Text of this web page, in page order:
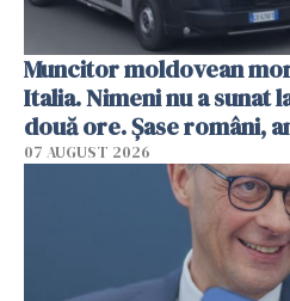
Muncitor moldovean
Italia. Nimeni nu a sunat
două ore. Șase români,
07 AUGUST 2026